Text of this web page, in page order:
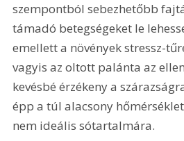
szempontból sebezhetőbb
támadó betegségeket le
emellett a növények stressz-
vagyis az oltott palánta az
kevésbé érzékeny a
épp a túl alacsony
nem ideális sótartalmára.